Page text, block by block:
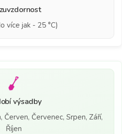
více jak - 25 °C)
výsadby
Červenec, Srpen, Září,
Říjen